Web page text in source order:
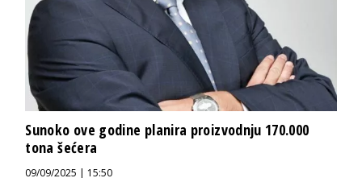
Sunoko ove godine planira proizvodnju 170.000
tona šećera
09/09/2025 | 15:50